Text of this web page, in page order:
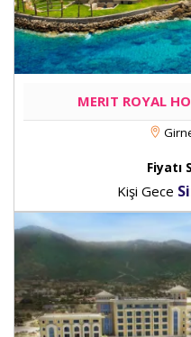
MERIT ROYAL
Fiyatı
Kişi Gece